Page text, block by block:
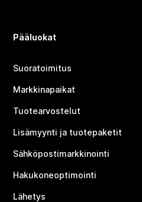
Pääluokat
Suoratoimitus
Markkinapaikat
Tuotearvostelut
Lisämyynti ja tuotepaketit
Sähköpostimarkkinointi
Hakukoneoptimointi
Lähetys